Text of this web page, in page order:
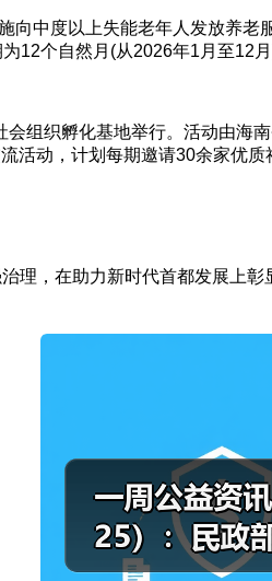
中度以上失能老年人发放养老
12个自然月(从2026年1月至12
织孵化基地举行。活动由海
活动，计划每期邀请30余家优
，在助力新时代首都发展上彰